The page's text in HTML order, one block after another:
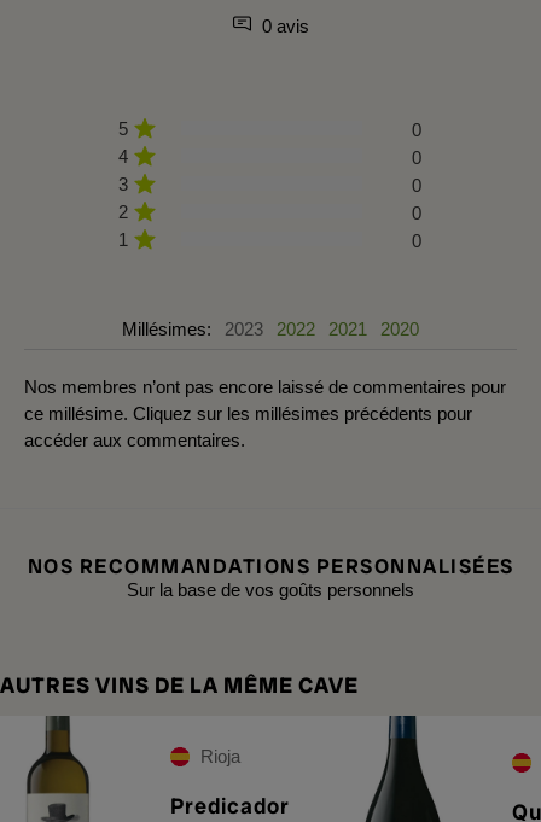
0 avis
5
0
4
0
3
0
2
0
1
0
Millésimes: 2023 2022 2021 2020
Nos membres n’ont pas encore laissé de commentaires pour
ce millésime. Cliquez sur les millésimes précédents pour
accéder aux commentaires.
NOS RECOMMANDATIONS PERSONNALISÉES
Sur la base de vos goûts personnels
AUTRES VINS DE LA MÊME CAVE
Rioja
Predicador